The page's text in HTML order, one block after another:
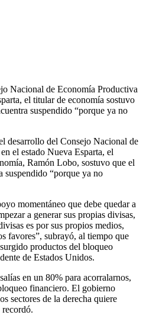
Nacional de Economía Productiva
el titular de economía sostuvo
suspendido “porque ya no
desarrollo del Consejo Nacional de
el estado Nueva Esparta, el
Ramón Lobo, sostuvo que el
suspendido “porque ya no
momentáneo que debe quedar a
a generar sus propias divisas,
es por sus propios medios,
favores”, subrayó, al tiempo que
productos del bloqueo
de Estados Unidos.
en un 80% para acorralarnos,
financiero. El gobierno
sectores de la derecha quiere
recordó.